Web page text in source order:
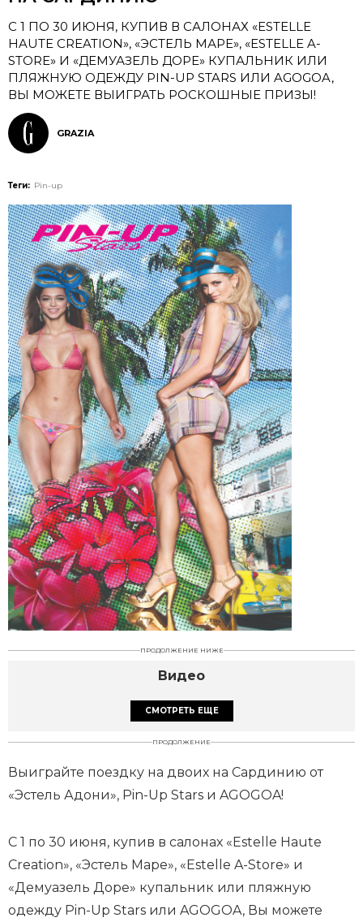
C 1 ПО 30 ИЮНЯ, КУПИВ В САЛОНАХ «ESTELLE
HAUTE CREATION», «ЭСТЕЛЬ МАРЕ», «ESTELLE A-
STORE» И «ДЕМУАЗЕЛЬ ДОРЕ» КУПАЛЬНИК ИЛИ
ПЛЯЖНУЮ ОДЕЖДУ PIN-UP STARS ИЛИ AGOGOA,
ВЫ МОЖЕТЕ ВЫИГРАТЬ РОСКОШНЫЕ ПРИЗЫ!
GRAZIA
Теги: Pin-up
ПРОДОЛЖЕНИЕ НИЖЕ
Видео
СМОТРЕТЬ ЕЩЕ
ПРОДОЛЖЕНИЕ
Выиграйте поездку на двоих на Сардинию от
«Эстель Адони», Pin-Up Stars и AGOGOA!
C 1 по 30 июня, купив в салонах «Estelle Haute
Creation», «Эстель Маре», «Estelle A-Store» и
«Демуазель Доре» купальник или пляжную
одежду Pin-Up Stars или AGOGOA, Вы можете